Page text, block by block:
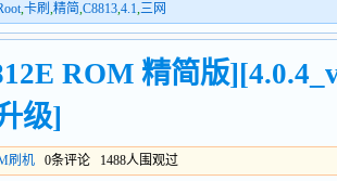
,卡刷 ,精简,C8813,4.1,三网
ROM 精简版
级]
刷机 0条评论 1488人围观过